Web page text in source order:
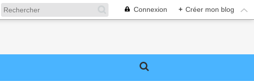
Connexion + Créer mon blog